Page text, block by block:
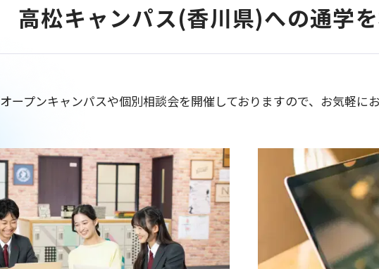
高松キャンパス(香川県)への通学
オープンキャンパスや個別相談会を開催しておりますので、お気軽に